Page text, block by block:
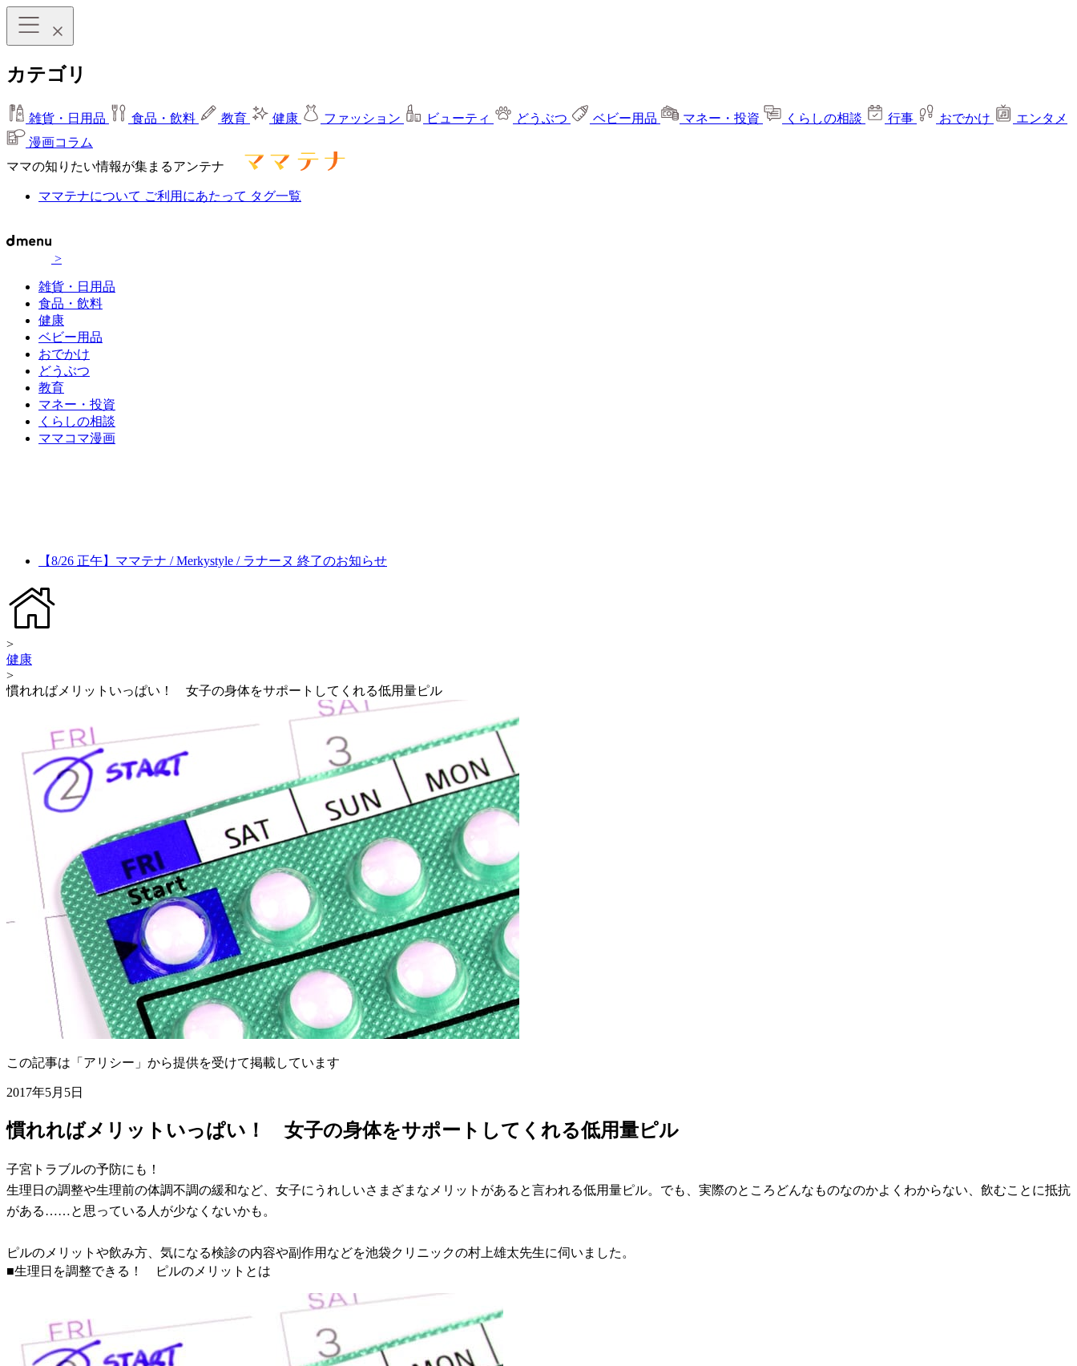
カテゴリ
雑貨・日用品 食品・飲料 教育 健康 ファッション ビューティ どうぶつ ベビー用品 マネー・投資 くらしの相談 行事 おでかけ
エンタメ
漫画コラム
ママの知りたい情報が集まるアンテナ
ママテナについて ご利用にあたって タグ一覧
>
雑貨・日用品
食品・飲料
健康
ベビー用品
おでかけ
どうぶつ
教育
マネー・投資
くらしの相談
ママコマ漫画
【8/26 正午】ママテナ / Merkystyle / ラナーヌ 終了のお知らせ
>
健康
>
慣れればメリットいっぱい！ 女子の身体をサポートしてくれる低用量ピル
この記事は「アリシー」から提供を受けて掲載しています
2017年5月5日
慣れればメリットいっぱい！ 女子の身体をサポートしてくれる低用量ピル
子宮トラブルの予防にも！
生理日の調整や生理前の体調不調の緩和など、女子にうれしいさまざまなメリットがあると言われる低用量ピル。でも、実際のところどんなものなのかよくわからない、飲むことに抵抗
がある……と思っている人が少なくないかも。
ピルのメリットや飲み方、気になる検診の内容や副作用などを池袋クリニックの村上雄太先生に伺いました。
■生理日を調整できる！ ピルのメリットとは